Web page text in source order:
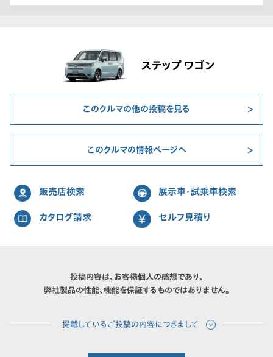
ステップ ワゴン
このクルマの他の投稿を見る
このクルマの情報ページへ
販売店検索 展示車・試乗車検索
カタログ請求 セルフ見積り
投稿内容は、お客様個人の感想であり、
弊社製品の性能、機能を保証するものではありません。